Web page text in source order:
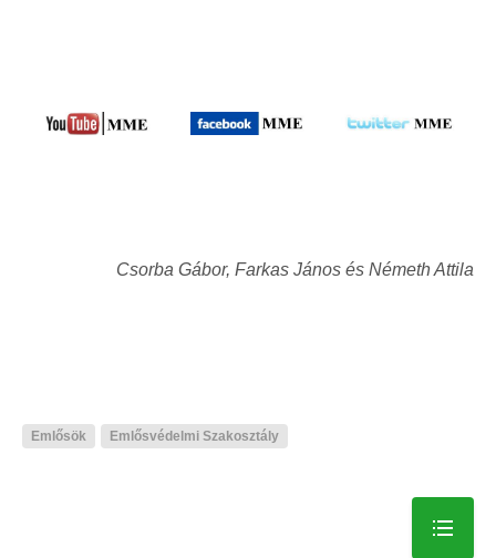
Csorba Gábor, Farkas János és Németh Attila
Emlősök Emlősvédelmi Szakosztály